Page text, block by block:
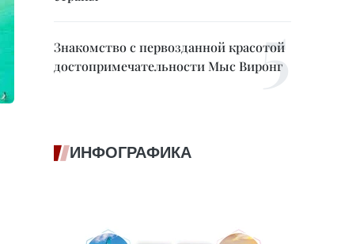
Знакомство с первозданной красотой
достопримечательности Мыс Виронг
ИНФОГРАФИКА